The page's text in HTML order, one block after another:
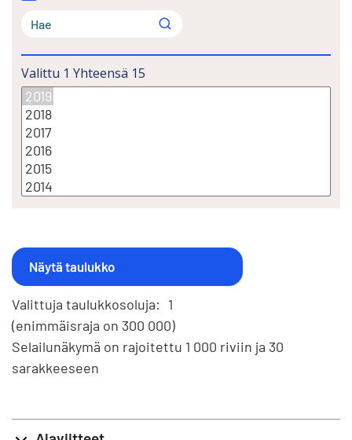
Valittu 1 Yhteensä 15
Valittuja taulukkosoluja: 1
(enimmäisraja on 300 000)
Selailunäkymä on rajoitettu 1 000 riviin ja 30
sarakkeeseen